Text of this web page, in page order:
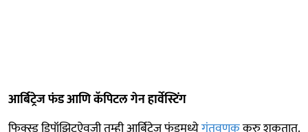
आर्बिट्रेज फंड आणि कॅपिटल गेन हार्वेस्टिंग